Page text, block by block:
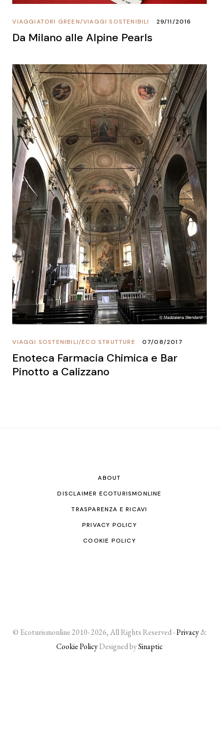
VIAGGI SOSTENIBILI
/
VIAGGIATORI GREEN 29/11/2016
Da Milano alle Alpine Pearls
ECO STRUTTURE
/
VIAGGI SOSTENIBILI 07/08/2017
Enoteca Farmacia Chimica e Bar
Pinotto a Calizzano
ABOUT
DISCLAIMER ECOTURISMONLINE
TRASPARENZA E RICAVI
PRIVACY POLICY
COOKIE POLICY
© Ecoturismonline 2010- 2026, All Rights Reserved -Privacy&
Cookie PolicyDesigned bySinaptic